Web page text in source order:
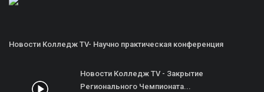
Новости Колледж TV- Научно практическая конференция
Новости Колледж TV - Закрытие
Регионального Чемпионата...